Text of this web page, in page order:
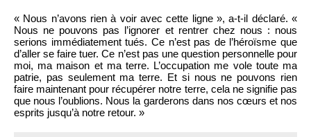
« Nous n’avons rien à voir avec cette ligne », a-t-il déclaré. «
Nous ne pouvons pas l’ignorer et rentrer chez nous : nous
serions immédiatement tués. Ce n’est pas de l’héroïsme que
d’aller se faire tuer. Ce n’est pas une question personnelle pour
moi, ma maison et ma terre. L’occupation me vole toute ma
patrie, pas seulement ma terre. Et si nous ne pouvons rien
faire maintenant pour récupérer notre terre, cela ne signifie pas
que nous l’oublions. Nous la garderons dans nos cœurs et nos
esprits jusqu’à notre retour. »